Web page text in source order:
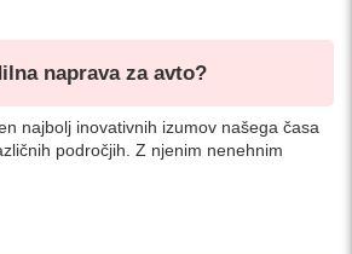
naprava za avto?
najbolj inovativnih izumov našega časa
področjih. Z njenim nenehnim